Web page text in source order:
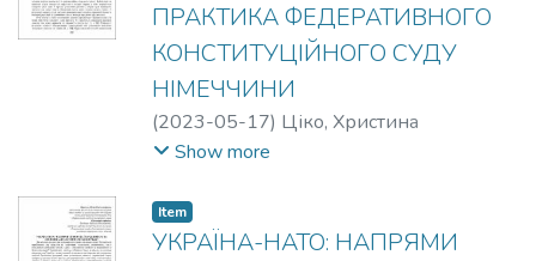
ПРАКТИКА ФЕДЕРАТИВНОГО
КОНСТИТУЦІЙНОГО СУДУ
НІМЕЧЧИНИ
(2023-05-17) Ціко, Христина
Володимирівна
Show more
Item
УКРАЇНА-НАТО: НАПРЯМИ